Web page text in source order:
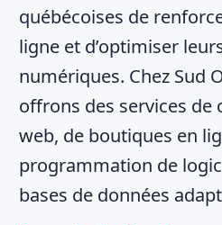
québécoises de
ligne et d’optimiser
numériques. Chez Sud
offrons des services de
web, de boutiques en
programmation de
bases de données